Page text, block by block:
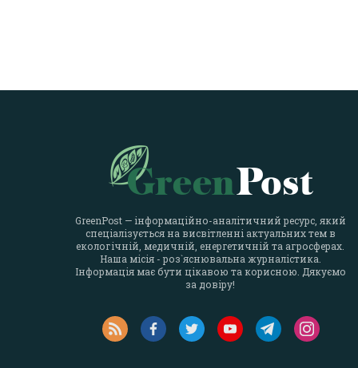
GreenPost — інформаційно-аналітичний ресурс, який
спеціалізується на висвітленні актуальних тем в
екологічній, медичній, енергетичній та агросферах.
Наша місія - роз`яснювальна журналістика.
Інформація має бути цікавою та корисною. Дякуємо
за довіру!